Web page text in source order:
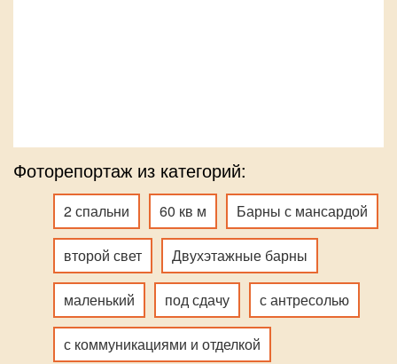
Фоторепортаж из категорий:
2 спальни 60 кв м Барны с мансардой
второй свет Двухэтажные барны
маленький под сдачу с антресолью
с коммуникациями и отделкой